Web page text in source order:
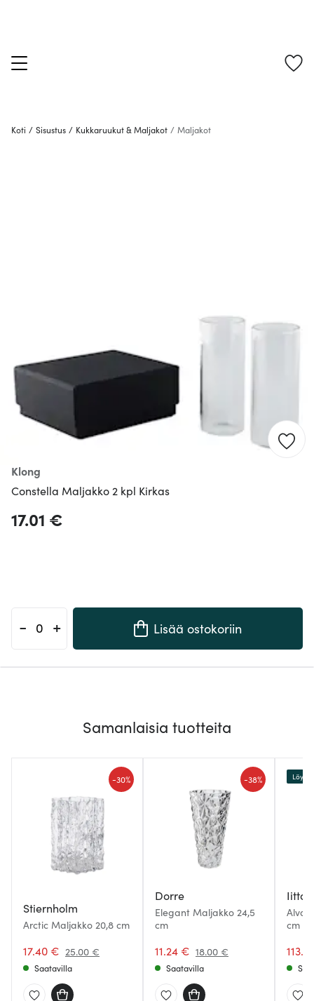
Koti / Sisustus / Kukkaruukut & Maljakot / Maljakot
Klong
Constella Maljakko 2 kpl Kirkas
17.01 €
- + Lisää ostokoriin
Samanlaisia tuotteita
Stiernholm
Arctic Maljakko 20,8 cm
17.40 € 25.00 €
-30%
Saatavilla
Dorre
Elegant Maljakko 24,5
cm
11.24 € 18.00 €
-38%
Saatavilla
Alvar
cm